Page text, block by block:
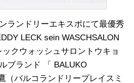
ランドリーエキスポにて最優秀
LECK sein WASCHSALON
クウォッシュサロントウキョ
ブランド 「 BALUKO
（バルコランドリープレイスミ